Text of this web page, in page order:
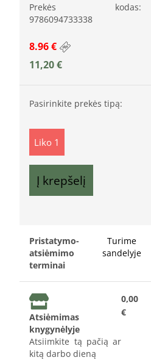
Prekės kodas:
9786094733338
8.96 €
11,20€
Pasirinkite prekės tipą:
Liko 1
Į krepšelį
Pristatymo-
atsiėmimo
terminai
Turime
sandelyje
Atsiėmimas
knygynėlyje
Atsiimkite tą pačią ar
kitą darbo dieną
0,00
€